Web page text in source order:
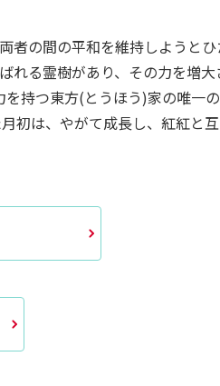
者の間の平和を維持しようと
れる霊樹があり、その力を増
持つ東方(とうほう)家の唯一
初は、やがて成長し、紅紅と